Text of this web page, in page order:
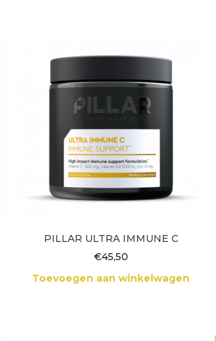
PILLAR ULTRA IMMUNE C
€45,50
Toevoegen aan winkelwagen